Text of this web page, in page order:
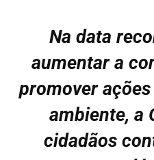
Na data
aumentar a
promover
ambiente, a
cidadãos